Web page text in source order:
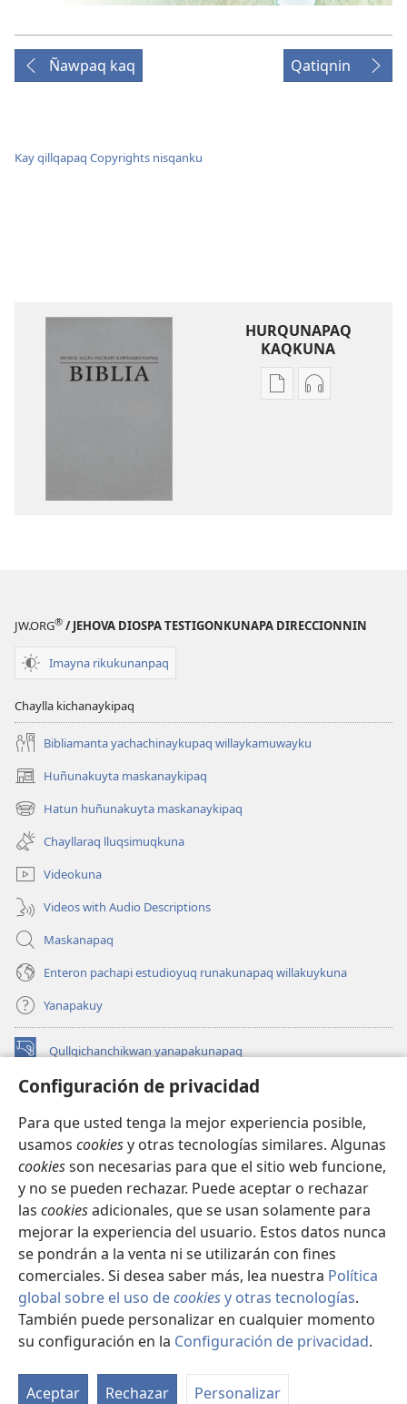
Configuración de privacidad
Para que usted tenga la mejor experiencia posible,
usamos cookiesy otras tecnologías similares. Algunas
cookiesson necesarias para que el sitio web funcione,
y no se pueden rechazar. Puede aceptar o rechazar
las cookiesadicionales, que se usan solamente para
mejorar la experiencia del usuario. Estos datos nunca
se pondrán a la venta ni se utilizarán con fines
comerciales. Si desea saber más, lea nuestra Política
global sobre el uso decookiesy otras tecnologías.
También puede personalizar en cualquier momento
su configuración en la Configuración de privacidad.
Aceptar Rechazar Personalizar
Ñawpaq kaq Qatiqnin
Kay qillqapaq Copyrights nisqanku
HURQUNAPAQ
KAQKUNA
Qillqakunata
Uyarinapaq
JW.ORG® / JEHOVA DIOSPA TESTIGONKUNAPA DIRECCIONNIN
Imayna rikukunanpaq
Chaylla kichanaykipaq
Bibliamanta yachachinaykupaq willaykamuwayku
Huñunakuyta maskanaykipaq
(abre
una
nueva
ventana)
Hatun huñunakuyta maskanaykipaq
(abre
una
nueva
ventana)
Chayllaraq lluqsimuqkuna
Videokuna
Videos with Audio Descriptions
Maskanapaq
Enteron pachapi estudioyuq runakunapaq willakuykuna
Yanapakuy
Qullqichanchikwan yanapakunapaq
(abre
nueva INTERNETPI QILLQAKUNA Watchtower™
una
nueva
ventana)
JW Hub
(abre
una
nueva
ventana)
JW Library®
Watchtower Library
Copyright© 2026 Watch Tower Bible and Tract Society of Pennsylvania.
IMAYNA SERVICHIKUNAPAQ|WAQAYCHASQA KANANPAQ|
CONFIGURACIÓN DE PRIVACIDAD